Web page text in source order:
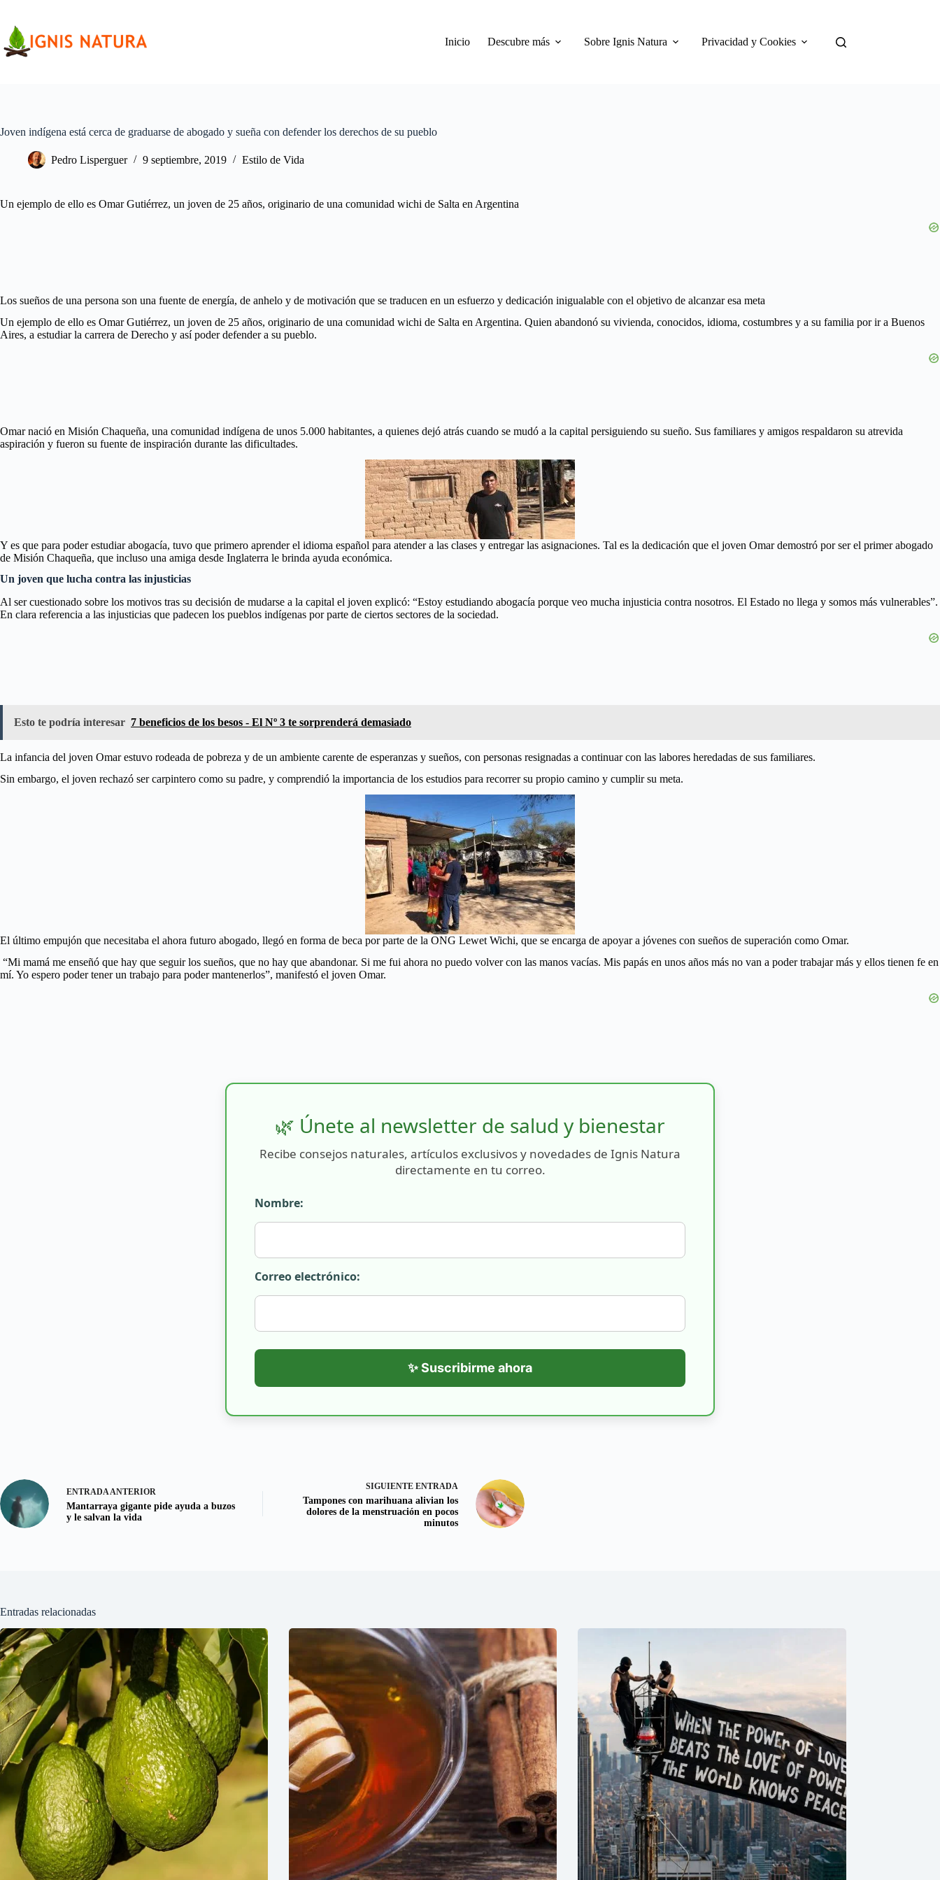
contenido
Inicio
Descubre más Sobre Ignis Natura Privacidad y Cookies
Joven indígena está cerca de graduarse de abogado y sueña con defender los derechos de su pueblo
Pedro Lisperguer 9 septiembre, 2019 Estilo de Vida
Un ejemplo de ello es Omar Gutiérrez, un joven de 25 años, originario de una comunidad wichi de Salta en Argentina
Los sueños de una persona son una fuente de energía, de anhelo y de motivación que se traducen en un esfuerzo y dedicación inigualable con el objetivo de alcanzar esa meta
Un ejemplo de ello es Omar Gutiérrez, un joven de 25 años, originario de una comunidad wichi de Salta en Argentina. Quien abandonó su vivienda, conocidos, idioma, costumbres y a su familia por ir a Buenos
Aires, a estudiar la carrera de Derecho y así poder defender a su pueblo.
Omar nació en Misión Chaqueña, una comunidad indígena de unos 5.000 habitantes, a quienes dejó atrás cuando se mudó a la capital persiguiendo su sueño. Sus familiares y amigos respaldaron su atrevida
aspiración y fueron su fuente de inspiración durante las dificultades.
Y es que para poder estudiar abogacía, tuvo que primero aprender el idioma español para atender a las clases y entregar las asignaciones. Tal es la dedicación que el joven Omar demostró por ser el primer abogado
de Misión Chaqueña, que incluso una amiga desde Inglaterra le brinda ayuda económica.
Un joven que lucha contra las injusticias
Al ser cuestionado sobre los motivos tras su decisión de mudarse a la capital el joven explicó: “Estoy estudiando abogacía porque veo mucha injusticia contra nosotros. El Estado no llega y somos más vulnerables”.
En clara referencia a las injusticias que padecen los pueblos indígenas por parte de ciertos sectores de la sociedad.
Esto te podría interesar 7 beneficios de los besos - El Nº 3 te sorprenderá demasiado
La infancia del joven Omar estuvo rodeada de pobreza y de un ambiente carente de esperanzas y sueños, con personas resignadas a continuar con las labores heredadas de sus familiares.
Sin embargo, el joven rechazó ser carpintero como su padre, y comprendió la importancia de los estudios para recorrer su propio camino y cumplir su meta.
El último empujón que necesitaba el ahora futuro abogado, llegó en forma de beca por parte de la ONG Lewet Wichi, que se encarga de apoyar a jóvenes con sueños de superación como Omar.
“Mi mamá me enseñó que hay que seguir los sueños, que no hay que abandonar. Si me fui ahora no puedo volver con las manos vacías. Mis papás en unos años más no van a poder trabajar más y ellos tienen fe en
mí. Yo espero poder tener un trabajo para poder mantenerlos”, manifestó el joven Omar.
🌿 Únete al newsletter de salud y bienestar
Recibe consejos naturales, artículos exclusivos y novedades de Ignis Natura
directamente en tu correo.
Nombre:
Correo electrónico:
✨ Suscribirme ahora
ENTRADA ANTERIOR
Mantarraya gigante pide ayuda a buzos
y le salvan la vida
SIGUIENTE ENTRADA
Tampones con marihuana alivian los
dolores de la menstruación en pocos
minutos
Entradas relacionadas